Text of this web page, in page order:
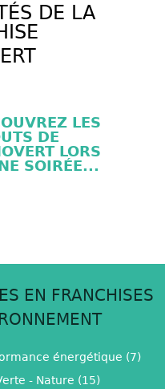
DE LA
LES
DE
LORS
SOIRÉE...
EN FRANCHISES
énergétique (7)
- Nature (15)